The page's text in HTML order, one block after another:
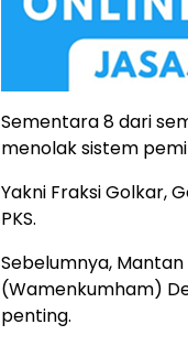
Sementara 8 dari
menolak sistem
Yakni Fraksi Golkar,
PKS.
Sebelumnya,
(Wamenkumham)
penting.